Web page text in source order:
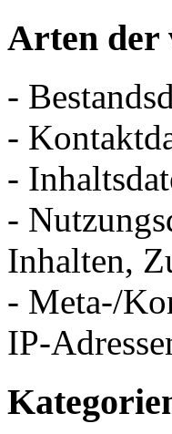
Arten der
-
-
-
-
Inhalten,
- Meta-/
IP-